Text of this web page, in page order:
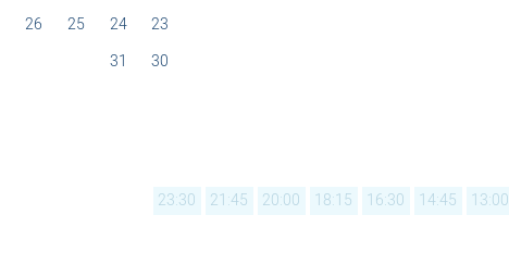
23
24
25
26
30
31
13:00
14:45
16:30
18:15
20:00
21:45
23:30